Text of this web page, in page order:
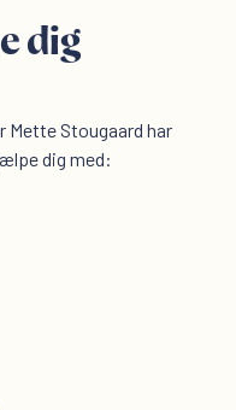
dig
Mette Stougaard har
dig med: